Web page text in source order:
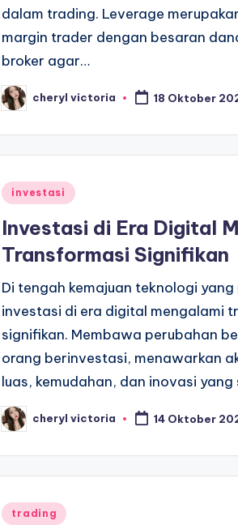
dalam trading. Leverage
margin trader dengan besaran
broker agar…
Posted
by
cheryl victoria 18 Oktober
Posted
investasi
Investasi di Era Digital
Transformasi Signifikan
Di tengah kemajuan teknologi
investasi di era digital mengalami
signifikan. Membawa perubahan
orang berinvestasi, menawarkan
luas, kemudahan, dan inovasi
Posted
by
cheryl victoria 14 Oktober
Posted
trading